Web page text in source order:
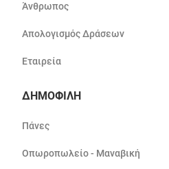
Άνθρωπος
Απολογισμός Δράσεων
Εταιρεία
ΔΗΜΟΦΙΛΗ
Πάνες
Οπωροπωλείο - Μαναβική